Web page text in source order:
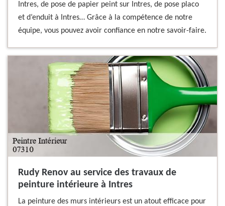
Intres, de pose de papier peint sur Intres, de pose placo
et d’enduit à Intres… Grâce à la compétence de notre
équipe, vous pouvez avoir confiance en notre savoir-faire.
Rudy Renov au service des travaux de
peinture intérieure à Intres
La peinture des murs intérieurs est un atout efficace pour